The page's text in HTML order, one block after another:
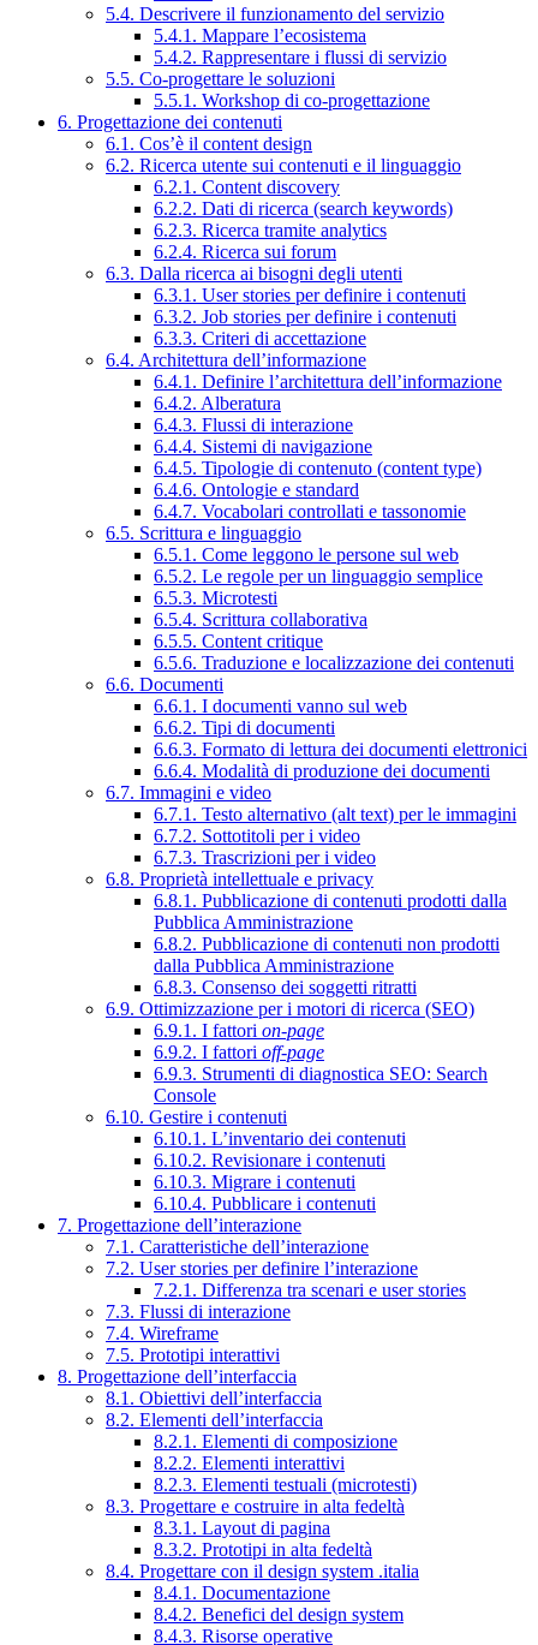
5.4. Descrivere il funzionamento del servizio
5.4.1. Mappare l’ecosistema
5.4.2. Rappresentare i flussi di servizio
5.5. Co-progettare le soluzioni
5.5.1. Workshop di co-progettazione
6. Progettazione dei contenuti
6.1. Cos’è il content design
6.2. Ricerca utente sui contenuti e il linguaggio
6.2.1. Content discovery
6.2.2. Dati di ricerca (search keywords)
6.2.3. Ricerca tramite analytics
6.2.4. Ricerca sui forum
6.3. Dalla ricerca ai bisogni degli utenti
6.3.1. User stories per definire i contenuti
6.3.2. Job stories per definire i contenuti
6.3.3. Criteri di accettazione
6.4. Architettura dell’informazione
6.4.1. Definire l’architettura dell’informazione
6.4.2. Alberatura
6.4.3. Flussi di interazione
6.4.4. Sistemi di navigazione
6.4.5. Tipologie di contenuto (content type)
6.4.6. Ontologie e standard
6.4.7. Vocabolari controllati e tassonomie
6.5. Scrittura e linguaggio
6.5.1. Come leggono le persone sul web
6.5.2. Le regole per un linguaggio semplice
6.5.3. Microtesti
6.5.4. Scrittura collaborativa
6.5.5. Content critique
6.5.6. Traduzione e localizzazione dei contenuti
6.6. Documenti
6.6.1. I documenti vanno sul web
6.6.2. Tipi di documenti
6.6.3. Formato di lettura dei documenti elettronici
6.6.4. Modalità di produzione dei documenti
6.7. Immagini e video
6.7.1. Testo alternativo (alt text) per le immagini
6.7.2. Sottotitoli per i video
6.7.3. Trascrizioni per i video
6.8. Proprietà intellettuale e privacy
6.8.1. Pubblicazione di contenuti prodotti dalla
Pubblica Amministrazione
6.8.2. Pubblicazione di contenuti non prodotti
dalla Pubblica Amministrazione
6.8.3. Consenso dei soggetti ritratti
6.9. Ottimizzazione per i motori di ricerca (SEO)
6.9.1. I fattori on-page
6.9.2. I fattori off-page
6.9.3. Strumenti di diagnostica SEO: Search
Console
6.10. Gestire i contenuti
6.10.1. L’inventario dei contenuti
6.10.2. Revisionare i contenuti
6.10.3. Migrare i contenuti
6.10.4. Pubblicare i contenuti
7. Progettazione dell’interazione
7.1. Caratteristiche dell’interazione
7.2. User stories per definire l’interazione
7.2.1. Differenza tra scenari e user stories
7.3. Flussi di interazione
7.4. Wireframe
7.5. Prototipi interattivi
8. Progettazione dell’interfaccia
8.1. Obiettivi dell’interfaccia
8.2. Elementi dell’interfaccia
8.2.1. Elementi di composizione
8.2.2. Elementi interattivi
8.2.3. Elementi testuali (microtesti)
8.3. Progettare e costruire in alta fedeltà
8.3.1. Layout di pagina
8.3.2. Prototipi in alta fedeltà
8.4. Progettare con il design system .italia
8.4.1. Documentazione
8.4.2. Benefici del design system
8.4.3. Risorse operative